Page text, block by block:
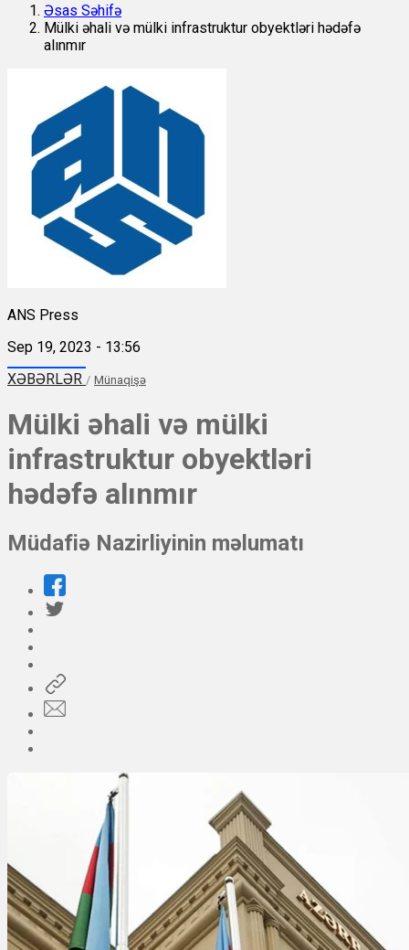
Əsas Səhifə
Mülki əhali və mülki infrastruktur obyektləri hədəfə
alınmır
ANS Press
Sep 19, 2023 - 13:56
XƏBƏRLƏR / Münaqişə
Mülki əhali və mülki
infrastruktur obyektləri
hədəfə alınmır
Müdafiə Nazirliyinin məlumatı